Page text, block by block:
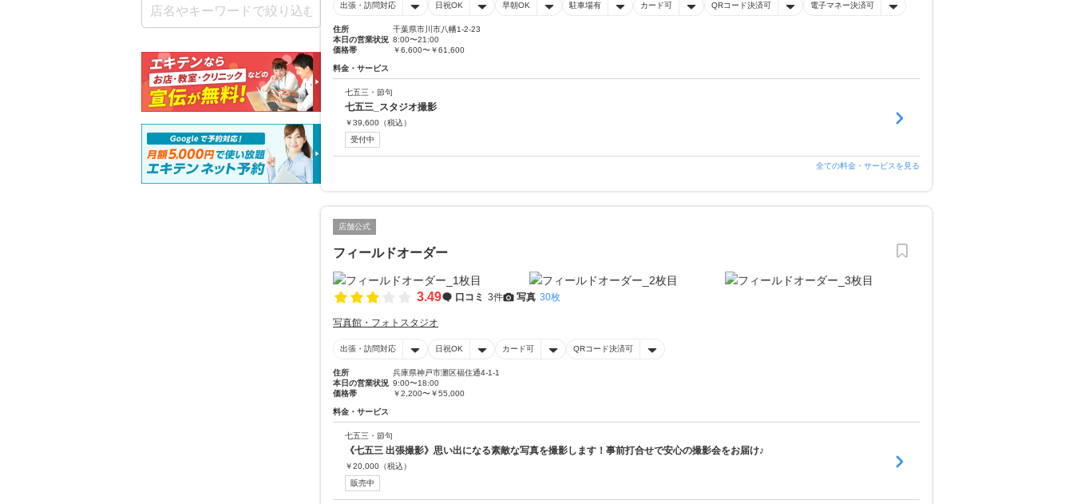
出張・訪問対応 日祝OK 早朝OK 駐車場有 カード可 QRコード決済可 電子マネー決済可
住所
千葉県市川市八幡1-2-23
本日の営業状況 8:00〜21:00
価格帯
￥6,600〜￥61,600
料金・サービス
七五三・節句
七五三_スタジオ撮影
￥39,600 （税込）
受付中
全ての料金・サービスを見る
店舗公式
フィールドオーダー
3.49 口コミ 3件 写真 30枚
写真館・フォトスタジオ
出張・訪問対応 日祝OK カード可 QRコード決済可
住所
兵庫県神戸市灘区福住通4-1-1
本日の営業状況 9:00〜18:00
価格帯
￥2,200〜￥55,000
料金・サービス
七五三・節句
《七五三 出張撮影》思い出になる素敵な写真を撮影します！事前打合せで安心の撮影会をお届け♪
￥20,000 （税込）
販売中